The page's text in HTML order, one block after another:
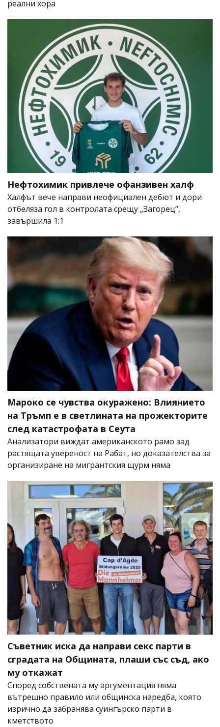
реални хора
Нефтохимик привлече офанзивен халф
Халфът вече направи неофициален дебют и дори
отбеляза гол в контролата срещу „Загорец“,
завършила 1:1
Мароко се чувства окуражено: Влиянието
на Тръмп е в светлината на прожекторите
след катастрофата в Сеута
Анализатори виждат американското рамо зад
растящата увереност на Рабат, но доказателства за
организиране на мигрантския щурм няма
Съветник иска да направи секс парти в
сградата на Общината, плаши със съд, ако
му откажат
Според собствената му аргументация няма
вътрешно правило или общинска наредба, която
изрично да забранява суингърско парти в
кметството